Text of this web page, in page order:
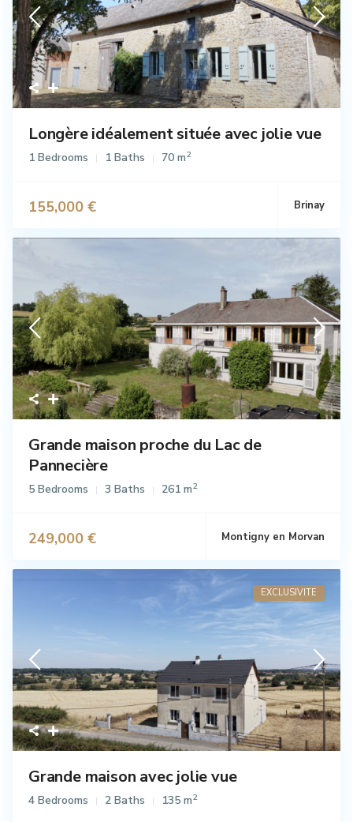
Longère idéalement située avec jolie vue
1 Bedrooms 1 Baths 70 m2
155,000 € Brinay
Grande maison proche du Lac de
Pannecière
5 Bedrooms 3 Baths 261 m2
249,000 € Montigny en Morvan
EXCLUSIVITE
Grande maison avec jolie vue
4 Bedrooms 2 Baths 135 m2